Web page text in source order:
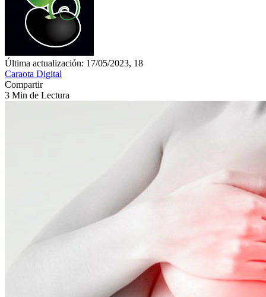
Última actualización: 17/05/2023, 18
Caraota Digital
Compartir
3 Min de Lectura